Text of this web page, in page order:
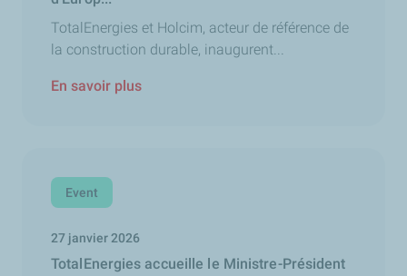
TotalEnergies et Holcim, acteur de référence de
la construction durable, inaugurent...
En savoir plus
Event
27 janvier 2026
TotalEnergies accueille le Ministre-Président